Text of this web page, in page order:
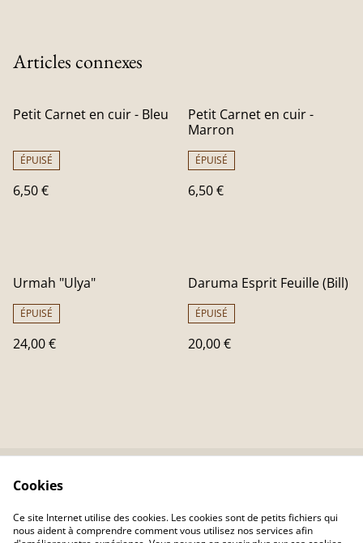
Articles connexes
Petit Carnet en cuir - Bleu
ÉPUISÉ
6,50 €
Petit Carnet en cuir -
Marron
ÉPUISÉ
6,50 €
Urmah "Ulya"
ÉPUISÉ
24,00 €
Daruma Esprit Feuille (Bill)
ÉPUISÉ
20,00 €
Politique de
confidentialité
Politique de cookies
Cookies
Ce site Internet utilise des cookies. Les cookies sont de petits fichiers qui
nous aident à comprendre comment vous utilisez nos services afin